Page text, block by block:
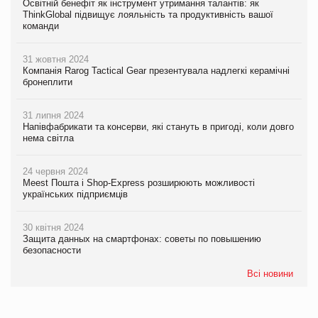
Освітній бенефіт як інструмент утримання талантів: як
ThinkGlobal підвищує лояльність та продуктивність вашої
команди
31 жовтня 2024
Компанія Rarog Tactical Gear презентувала надлегкі керамічні
бронеплити
31 липня 2024
Напівфабрикати та консерви, які стануть в пригоді, коли довго
нема світла
24 червня 2024
Meest Пошта і Shop-Express розширюють можливості
українських підприємців
30 квітня 2024
Защита данных на смартфонах: советы по повышению
безопасности
Всі новини